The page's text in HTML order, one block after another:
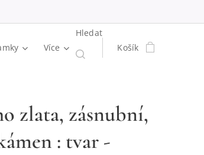
Více
Hledat
Košík
zlata, zásnubní,
: tvar -